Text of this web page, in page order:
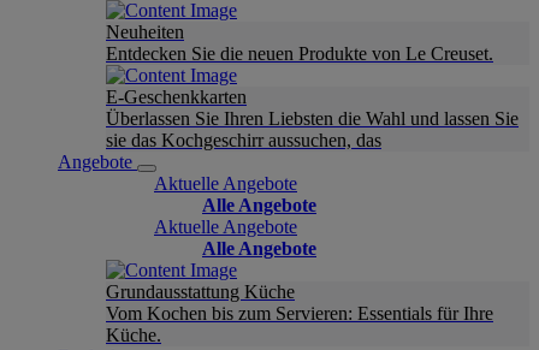
Neuheiten
Entdecken Sie die neuen Produkte von Le Creuset.
E-Geschenkkarten
Überlassen Sie Ihren Liebsten die Wahl und lassen Sie
sie das Kochgeschirr aussuchen, das
Angebote
Aktuelle Angebote
Alle Angebote
Aktuelle Angebote
Alle Angebote
Grundausstattung Küche
Vom Kochen bis zum Servieren: Essentials für Ihre
Küche.